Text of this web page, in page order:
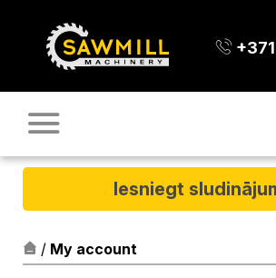
Iesniegt
/ My account